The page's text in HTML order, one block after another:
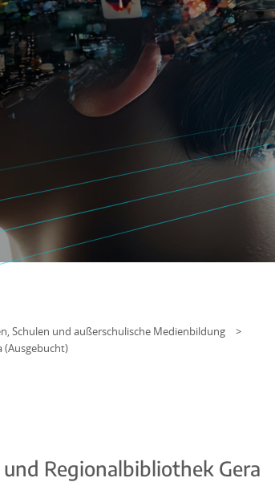
Schulen und außerschulische Medienbildung
(Ausgebucht)
Regionalbibliothek Gera